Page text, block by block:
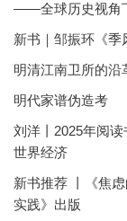
——全球历史视角
新书｜邹振环《季
明清江南卫所的沿
明代家谱伪造考
刘洋丨2025年阅
世界经济
新书推荐 丨《焦
实践》出版